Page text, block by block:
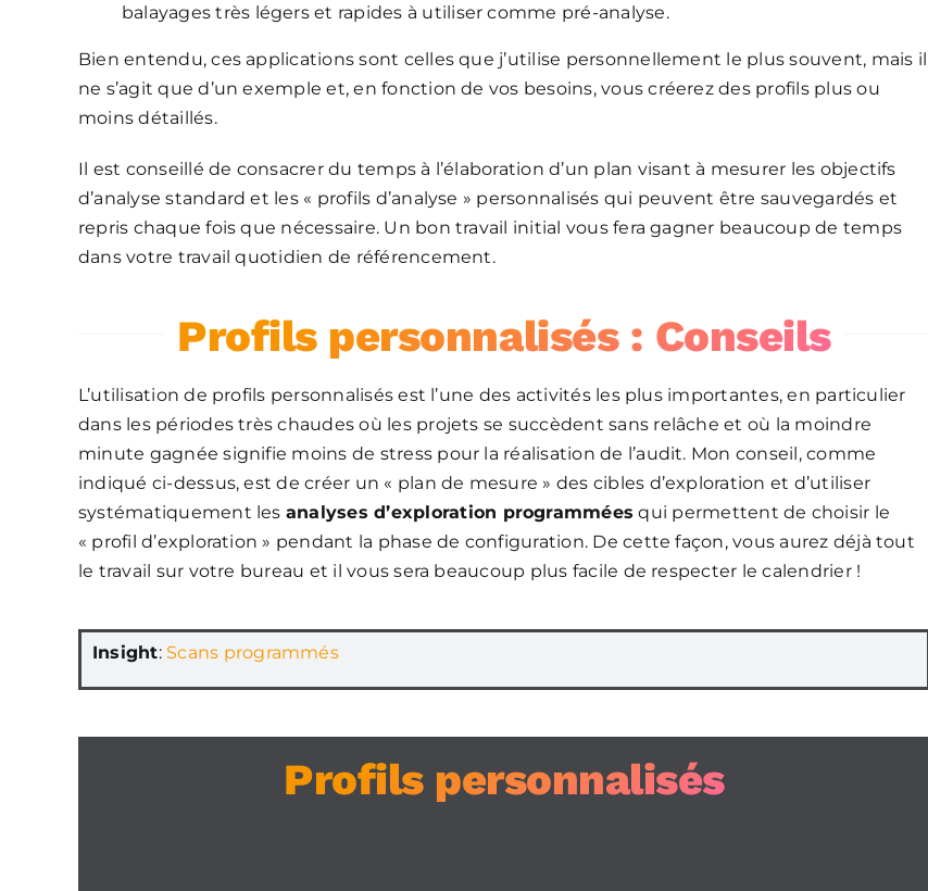
balayages très légers et rapides à utiliser comme pré-analyse.
Bien entendu, ces applications sont celles que j’utilise personnellement le plus souvent, mais il
ne s’agit que d’un exemple et, en fonction de vos besoins, vous créerez des profils plus ou
moins détaillés.
Il est conseillé de consacrer du temps à l’élaboration d’un plan visant à mesurer les objectifs
d’analyse standard et les « profils d’analyse » personnalisés qui peuvent être sauvegardés et
repris chaque fois que nécessaire. Un bon travail initial vous fera gagner beaucoup de temps
dans votre travail quotidien de référencement.
Profils personnalisés : Conseils
L’utilisation de profils personnalisés est l’une des activités les plus importantes, en particulier
dans les périodes très chaudes où les projets se succèdent sans relâche et où la moindre
minute gagnée signifie moins de stress pour la réalisation de l’audit. Mon conseil, comme
indiqué ci-dessus, est de créer un « plan de mesure » des cibles d’exploration et d’utiliser
systématiquement les analyses d’exploration programmées qui permettent de choisir le
« profil d’exploration » pendant la phase de configuration. De cette façon, vous aurez déjà tout
le travail sur votre bureau et il vous sera beaucoup plus facile de respecter le calendrier !
Insight: Scans programmés
Profils personnalisés